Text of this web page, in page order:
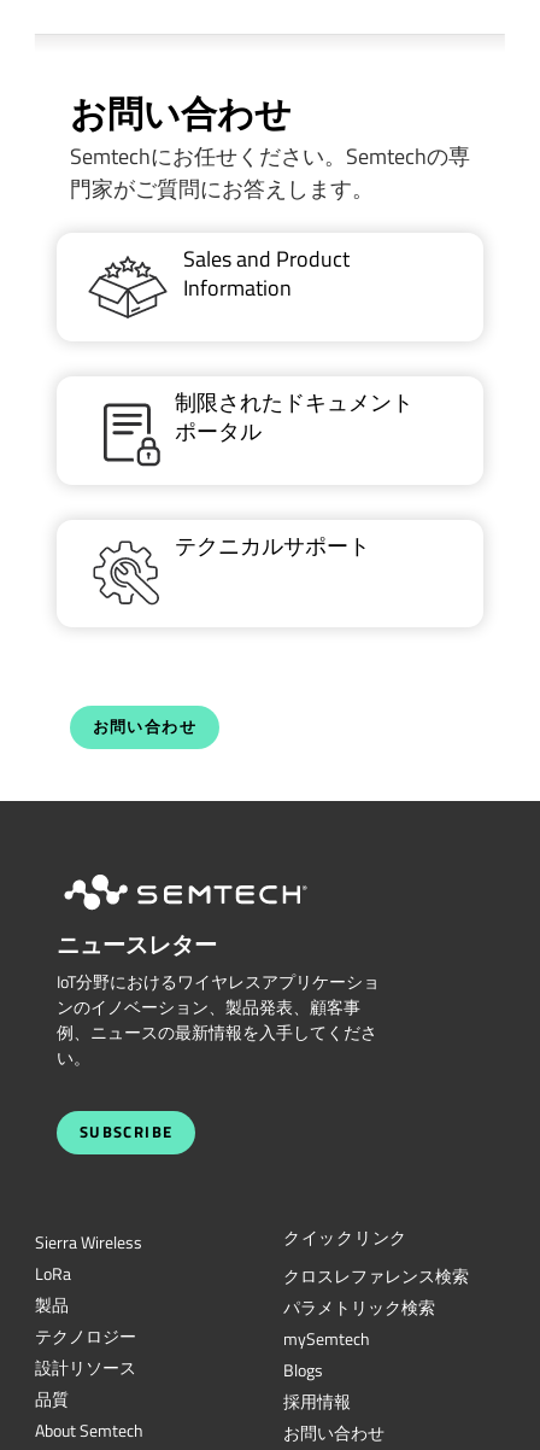
お問い合わせ
Semtechにお任せください。Semtechの専
門家がご質問にお答えします。
Sales and Product
Information
制限されたドキュメント
ポータル
テクニカルサポート
お問い合わせ
ニュースレター
IoT分野におけるワイヤレスアプリケーショ
ンのイノベーション、製品発表、顧客事
例、ニュースの最新情報を入手してくださ
い。
SUBSCRIBE
Sierra Wireless
LoRa
製品
テクノロジー
設計リソース
品質
About Semtech
クイックリンク
クロスレファレンス検索
パラメトリック検索
mySemtech
Blogs
採用情報
お問い合わせ